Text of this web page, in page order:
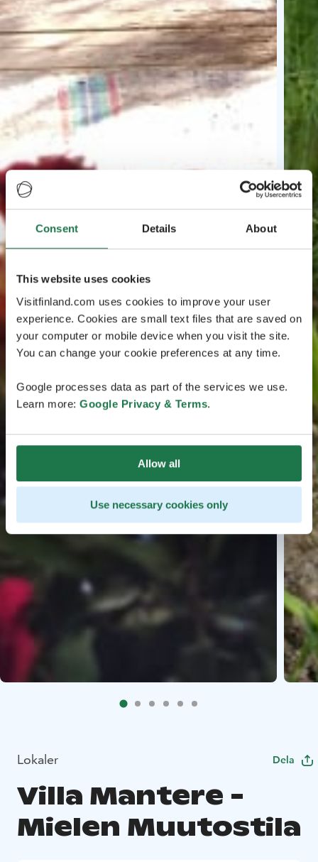
Consent Details About
This website uses cookies
Visitfinland.com uses cookies to improve your user
experience. Cookies are small text files that are saved on
your computer or mobile device when you visit the site.
You can change your cookie preferences at any time.
Google processes data as part of the services we use.
Learn more: Google Privacy & Terms.
Allow all
Use necessary cookies only
Lokaler Dela
Villa Mantere -
Mielen Muutostila